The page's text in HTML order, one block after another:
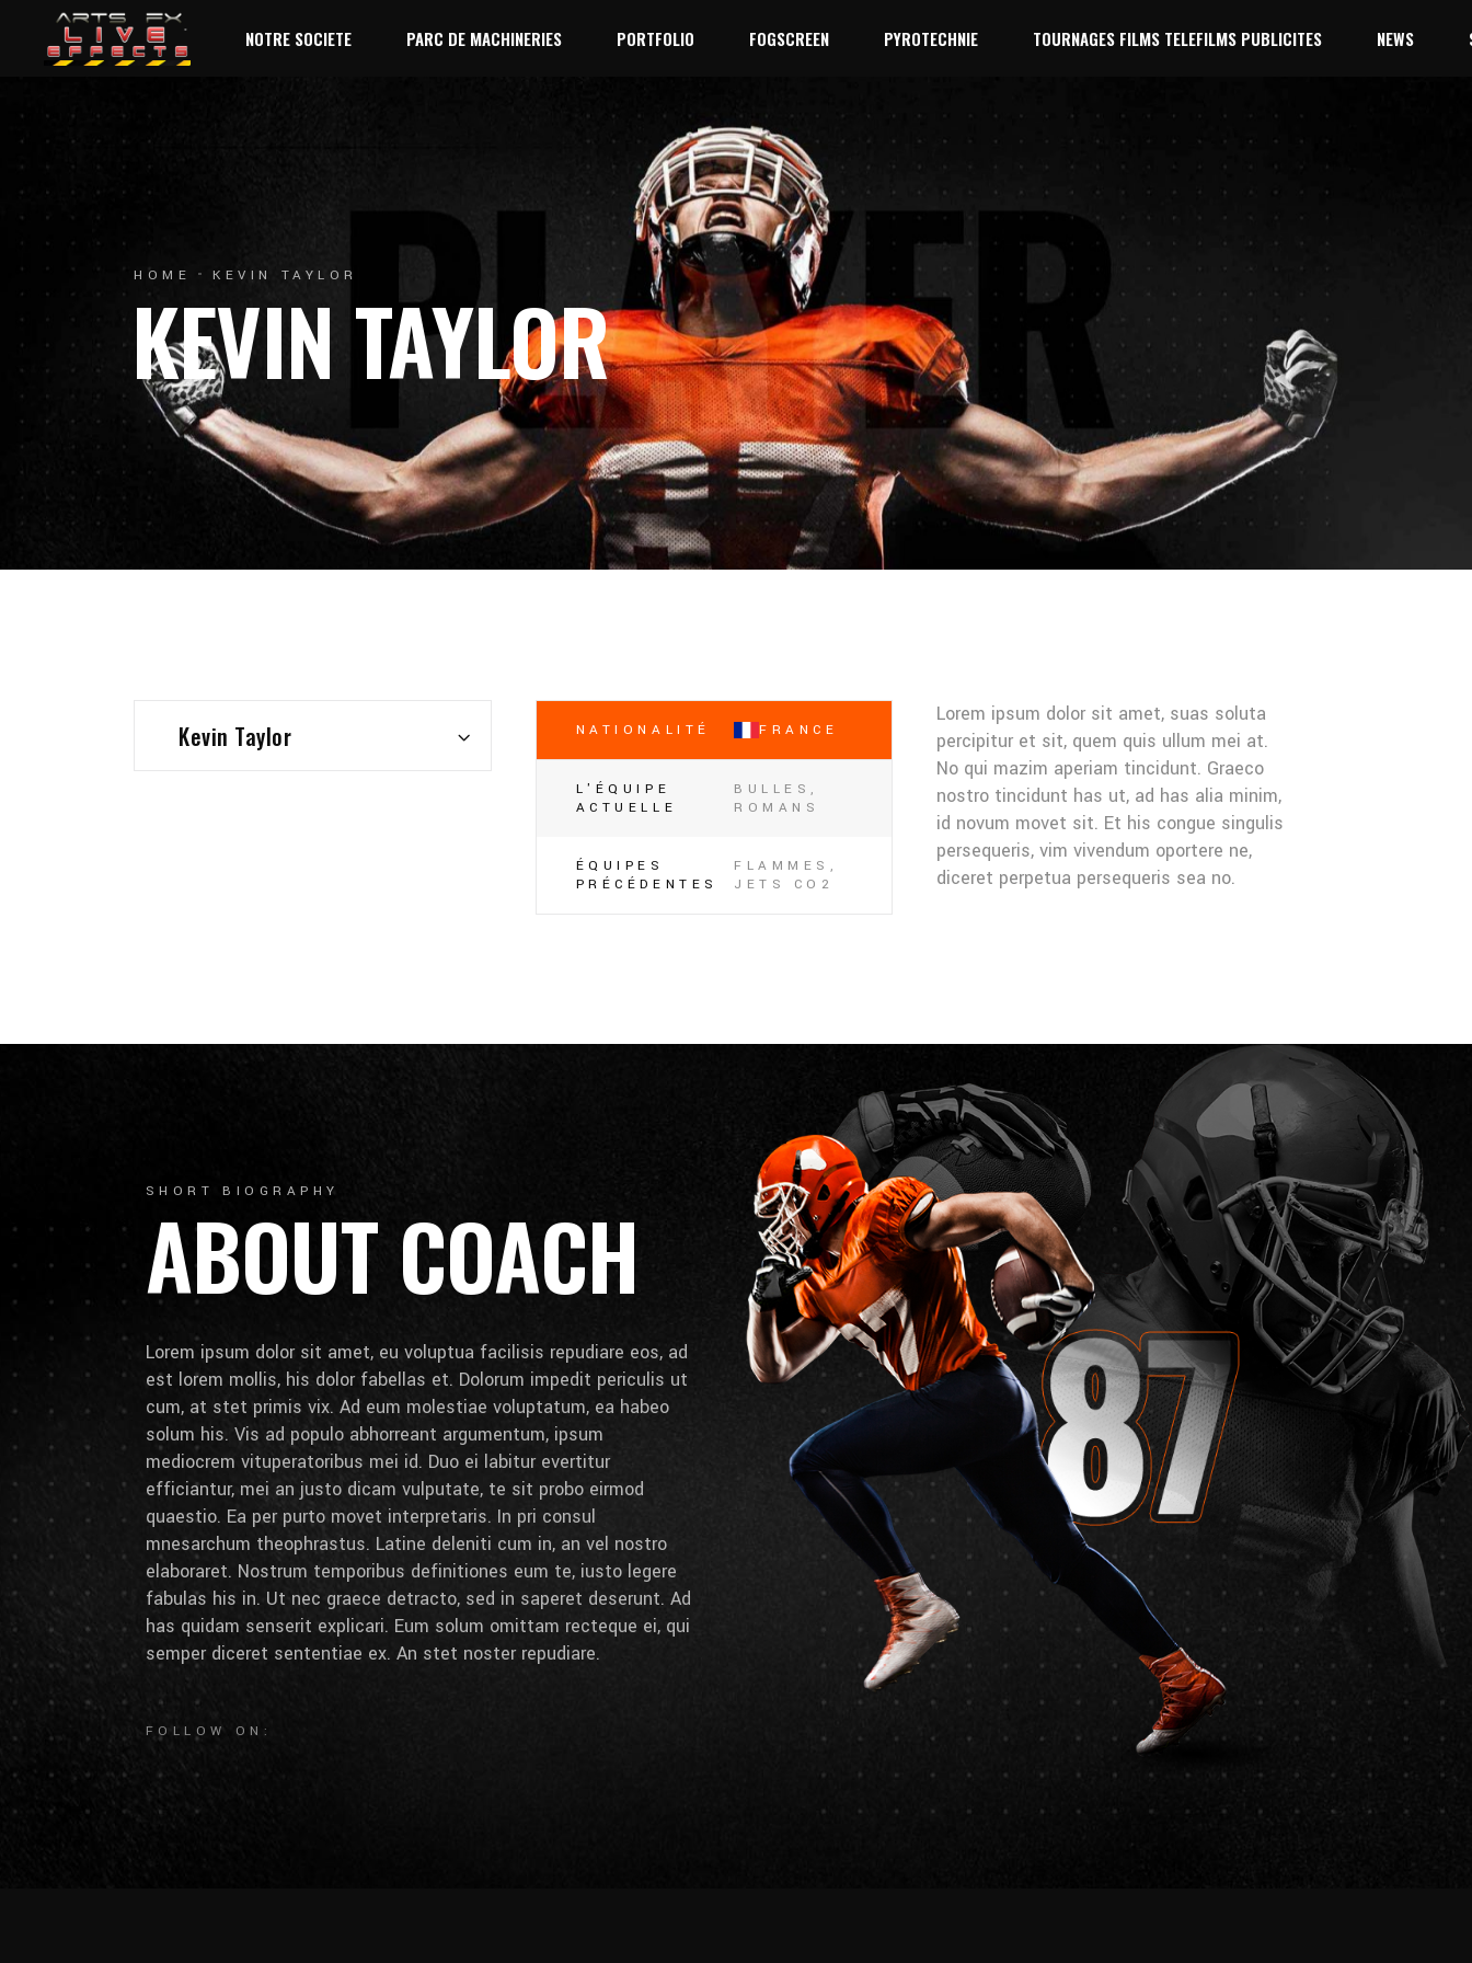
NOTRE SOCIETE PARC DE MACHINERIES PORTFOLIO FOGSCREEN PYROTECHNIE TOURNAGES FILMS TELEFILMS PUBLICITES NEWS
HOME KEVIN TAYLOR
KEVIN TAYLOR
Kevin Taylor NATIONALITÉ FRANCE
L'ÉQUIPE
ACTUELLE
BULLES,
ROMANS
ÉQUIPES
PRÉCÉDENTES
FLAMMES,
JETS CO2
Lorem ipsum dolor sit amet, suas soluta
percipitur et sit, quem quis ullum mei at.
No qui mazim aperiam tincidunt. Graeco
nostro tincidunt has ut, ad has alia minim,
id novum movet sit. Et his congue singulis
persequeris, vim vivendum oportere ne,
diceret perpetua persequeris sea no.
SHORT BIOGRAPHY
ABOUT COACH
Lorem ipsum dolor sit amet, eu voluptua facilisis repudiare eos, ad
est lorem mollis, his dolor fabellas et. Dolorum impedit periculis ut
cum, at stet primis vix. Ad eum molestiae voluptatum, ea habeo
solum his. Vis ad populo abhorreant argumentum, ipsum
mediocrem vituperatoribus mei id. Duo ei labitur evertitur
efficiantur, mei an justo dicam vulputate, te sit probo eirmod
quaestio. Ea per purto movet interpretaris. In pri consul
mnesarchum theophrastus. Latine deleniti cum in, an vel nostro
elaboraret. Nostrum temporibus definitiones eum te, iusto legere
fabulas his in. Ut nec graece detracto, sed in saperet deserunt. Ad
has quidam senserit explicari. Eum solum omittam recteque ei, qui
semper diceret sententiae ex. An stet noster repudiare.
FOLLOW ON: